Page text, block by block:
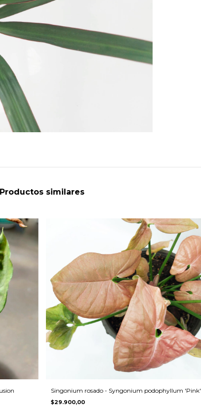
Productos similares
Singonium rosado - Syngonium podophyllum 'Pink'
$29.900,00